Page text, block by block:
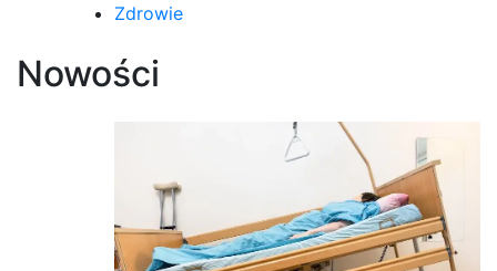
Zdrowie
Nowości